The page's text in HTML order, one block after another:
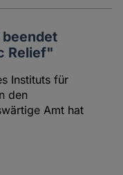
Relief"
Instituts für
den
Amt hat